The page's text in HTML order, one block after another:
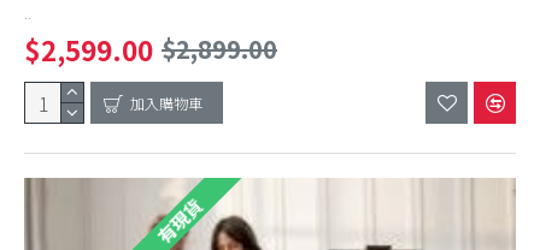
..
$2,599.00 $2,899.00
加入購物車
有現貨